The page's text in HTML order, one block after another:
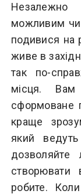
Незалежно
можливим чи
подивися на
живе в
так по-
місця. Вам
сформоване
краще
який
дозволяйте
робите.